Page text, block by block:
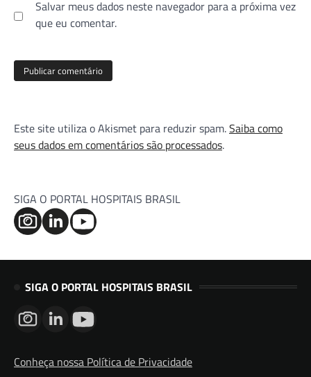
Salvar meus dados neste navegador para a próxima vez
que eu comentar.
Este site utiliza o Akismet para reduzir spam.Saiba como
seus dados em comentários são processados.
SIGA O PORTAL HOSPITAIS BRASIL
SIGA O PORTAL HOSPITAIS BRASIL
Conheça nossa Política de Privacidade